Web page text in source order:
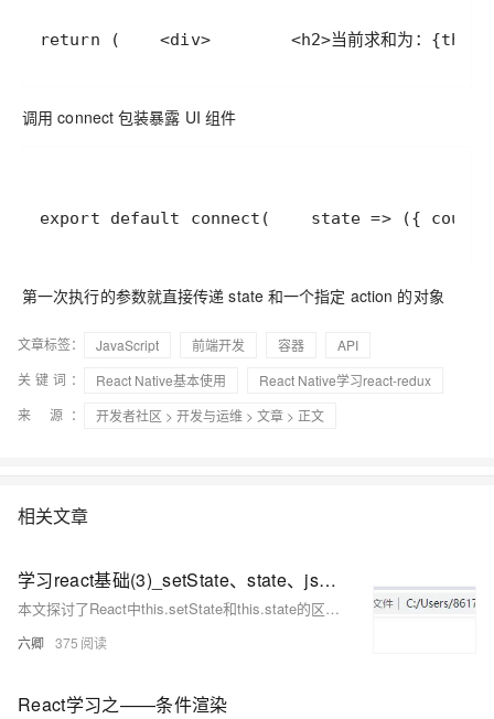
return (    <div>        <h2>当前求和为：
调用 connect 包装暴露 UI 组件
export default connect(    state => ({
第一次执行的参数就直接传递 state 和一个指定 action 的对象
文章标签： JavaScript 前端开发 容器
API
关键词：
React Native基本使用
React Native学习react-redux
来 源：
开发者社区 > 开发与运维 > 文章 > 正文
相关文章
学习react基础(3)_setState、state、jsx、使用ref的几种形式
本文探讨了React中this.setState和this.state的区别，以及React的核心概念，包括核心库的使用、JSX语法、类与函数组件的区别、事件处理和ref的使用。
六卿 375
React学习之——条件渲染